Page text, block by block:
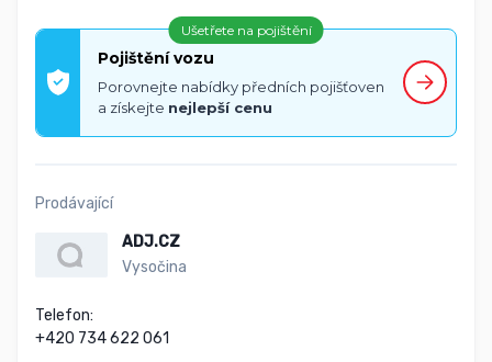
Ušetřete na pojištění
Pojištění vozu
Porovnejte nabídky předních pojišťoven
a získejte nejlepší cenu
Prodávající
ADJ.CZ
Vysočina
Telefon:
+420 734 622 061